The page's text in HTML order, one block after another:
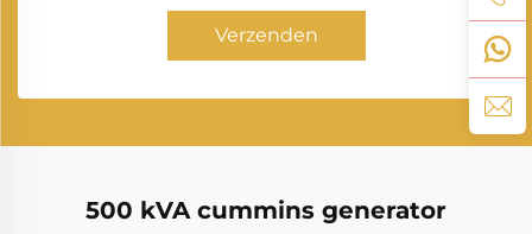
Verzenden
500 kVA cummins generator